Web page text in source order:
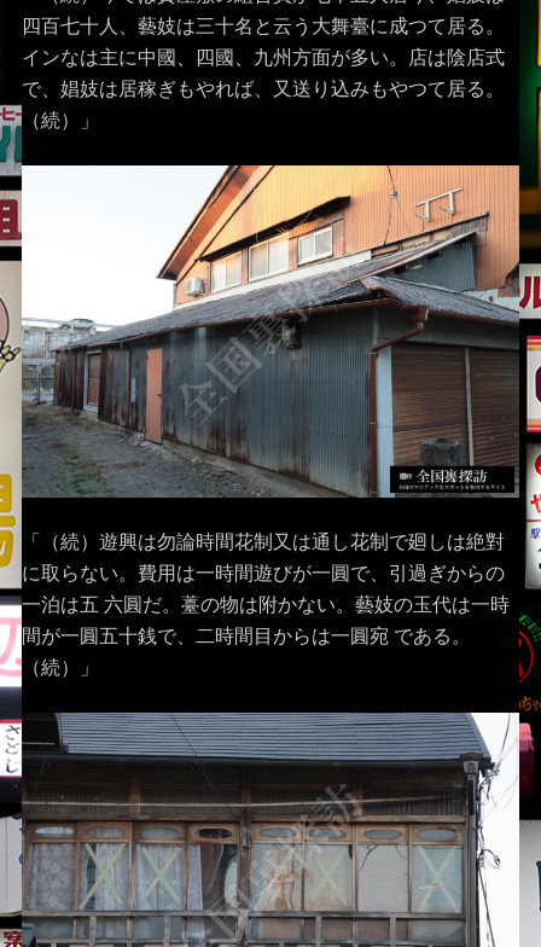
四百七十人、藝妓は三十名と云う大舞臺に成つて居る。
インなは主に中國、四國、九州方面が多い。店は陰店式
で、娼妓は居稼ぎもやれば、又送り込みもやつて居る。
（続）」
「（続）遊興は勿論時間花制又は通し花制で廻しは絶對
に取らない。費用は一時間遊びが一圓で、引過ぎからの
一泊は五 六圓だ。薹の物は附かない。藝妓の玉代は一時
間が一圓五十銭で、二時間目からは一圓宛 である。
（続）」